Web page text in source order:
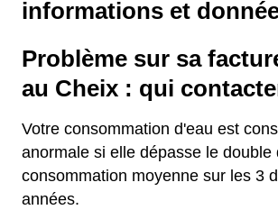
informations et
Problème sur sa
au Cheix : qui
Votre consommation d'eau est
anormale si elle dépasse le double
consommation moyenne sur les 3
années.